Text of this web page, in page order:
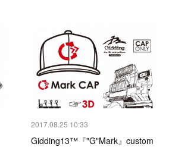
2017.08.25 10:33
Gidding13™『"G"Mark』custom